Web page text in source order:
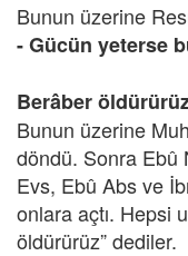
Bunun üzerine
- Gücün yeterse
Berâber
Bunun üzerine
döndü. Sonra Ebû
Evs, Ebû Abs ve
onlara açtı. Hepsi
öldürürüz” dediler.